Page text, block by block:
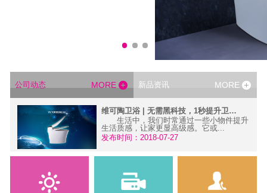
MORE
公司动态 MORE
新品资讯
维可陶卫浴 | 无需黑科技，1秒提升卫浴间高级感
生活中，我们时常通过一些小物件提升
生活质感，让家更显高级感。它或...
发布时间：2018-07-27
维可陶微铅龙头---环保·健康